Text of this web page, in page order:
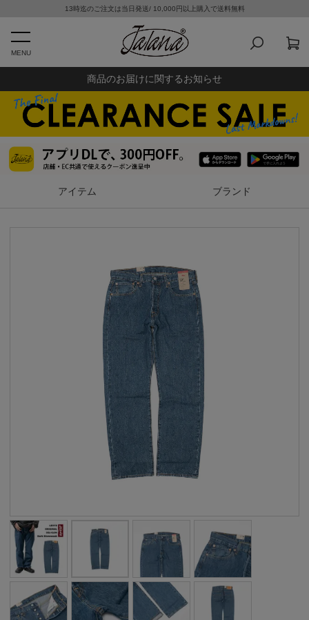
13時迄のご注文は当日発送/ 10,000円以上購入で送料無料
MENU
商品のお届けに関するお知らせ
アイテム ブランド